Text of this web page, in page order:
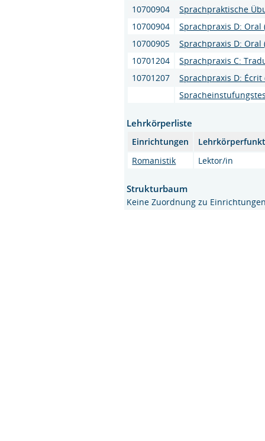
10700904
Sprachpraktische
10700904
Sprachpraxis D:
10700905
Sprachpraxis D:
10701204
Sprachpraxis C:
10701207
Sprachpraxis D:
Lehrkörperliste
Einrichtungen
Romanistik
Lektor/in
Strukturbaum
Keine Zuordnung zu